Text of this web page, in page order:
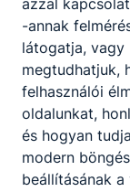
A
a
készít,
-annak
látogatja, vagy
megtudhatjuk,
felhasználói
oldalunkat,
és hogyan
modern
beállításának